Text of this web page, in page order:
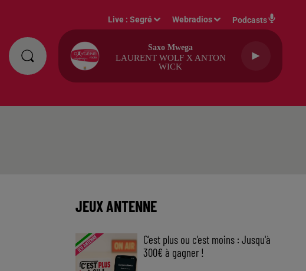
Live :Segré Webradios Podcasts
Saxo Mwega
LAURENT WOLF X ANTON
WICK
JEUX ANTENNE
C'est plus ou c'est moins : Jusqu'à
300€ à gagner !